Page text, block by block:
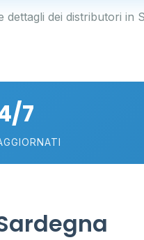
dei distributori in
7